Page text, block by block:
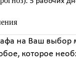
на Ваш выбор
которое